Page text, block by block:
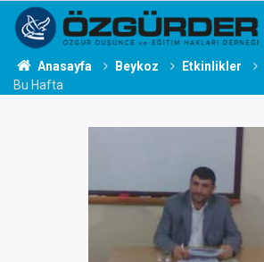
Anasayfa Beykoz Etkinlikler
Bu Hafta